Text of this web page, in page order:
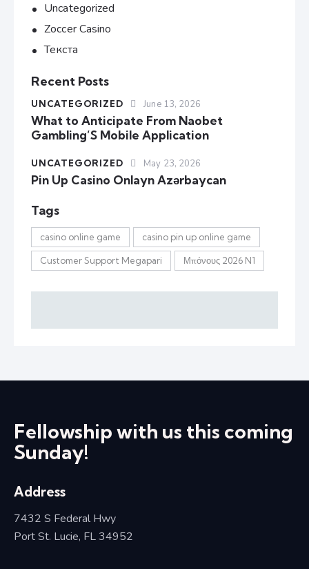
Uncategorized
Zoccer Casino
Текста
Recent Posts
UNCATEGORIZED June 13, 2026
What to Anticipate From Naobet
Gambling’S Mobile Application
UNCATEGORIZED May 23, 2026
Pin Up Casino Onlayn Azərbaycan
Tags
casino online game casino pin up online game
Customer Support Megapari Μπόνους 2026 N1
Fellowship with us this coming
Sunday!
Address
7432 S Federal Hwy
Port St. Lucie, FL 34952